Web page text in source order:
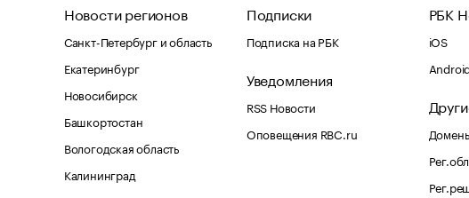
Новости регионов
Санкт-Петербург и область
Екатеринбург
Новосибирск
Башкортостан
Вологодская область
Калининград
Подписки
Подписка на РБК
Уведомления
RSS Новости
Оповещения RBC.ru
РБК
iOS